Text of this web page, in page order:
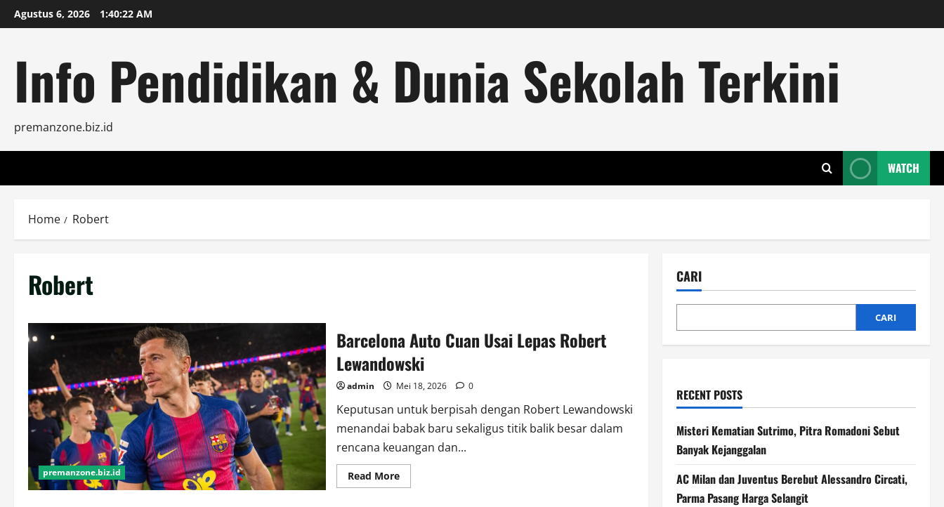
Skip
to
Agustus 6, 2026 1:40:23 AM
Info Pendidikan & Dunia Sekolah Terkini
premanzone.biz.id
WATCH
Home Robert
Robert
premanzone.biz.id
Barcelona Auto Cuan Usai Lepas Robert
Lewandowski
admin Mei 18, 2026 0
Keputusan untuk berpisah dengan Robert Lewandowski
menandai babak baru sekaligus titik balik besar dalam
rencana keuangan dan...
Read MoreRead
more
CARI
CARI
RECENT POSTS
Misteri Kematian Sutrimo, Pitra Romadoni Sebut
Banyak Kejanggalan
AC Milan dan Juventus Berebut Alessandro Circati,
Parma Pasang Harga Selangit